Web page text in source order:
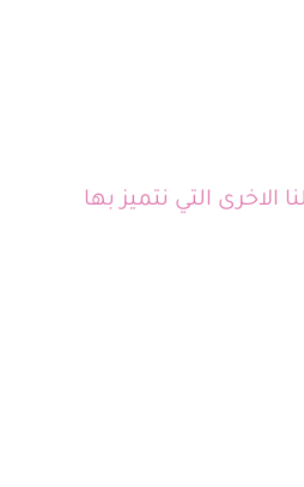
التي نتميز بها